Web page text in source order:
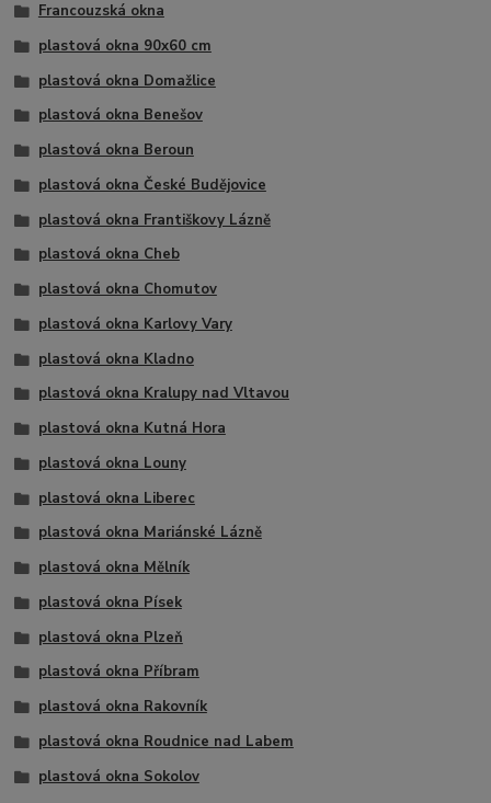
Francouzská okna
plastová okna 90x60 cm
plastová okna Domažlice
plastová okna Benešov
plastová okna Beroun
plastová okna České Budějovice
plastová okna Františkovy Lázně
plastová okna Cheb
plastová okna Chomutov
plastová okna Karlovy Vary
plastová okna Kladno
plastová okna Kralupy nad Vltavou
plastová okna Kutná Hora
plastová okna Louny
plastová okna Liberec
plastová okna Mariánské Lázně
plastová okna Mělník
plastová okna Písek
plastová okna Plzeň
plastová okna Příbram
plastová okna Rakovník
plastová okna Roudnice nad Labem
plastová okna Sokolov